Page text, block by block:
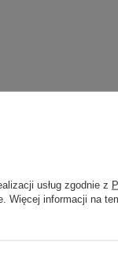
usług zgodnie z
Więcej informacji na